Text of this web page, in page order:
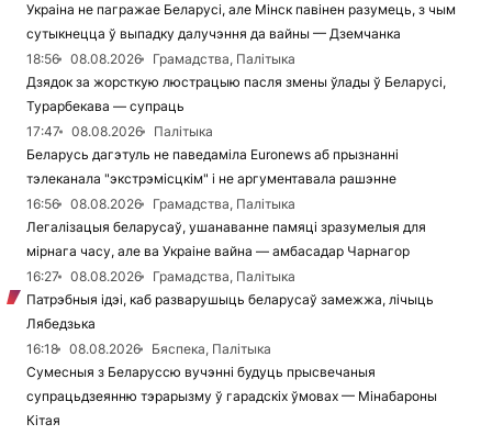
Украіна не пагражае Беларусі, але Мінск павінен разумець, з чым
сутыкнецца ў выпадку далучэння да вайны — Дземчанка
18:56
08.08.2026
Грамадства, Палітыка
Дзядок за жорсткую люстрацыю пасля змены ўлады ў Беларусі,
Турарбекава — супраць
17:47
08.08.2026
Палітыка
Беларусь дагэтуль не паведаміла Euronews аб прызнанні
тэлеканала "экстрэмісцкім" і не аргументавала рашэнне
16:56
08.08.2026
Грамадства, Палітыка
Легалізацыя беларусаў, ушанаванне памяці зразумелыя для
мірнага часу, але ва Украіне вайна — амбасадар Чарнагор
16:27
08.08.2026
Грамадства, Палітыка
Патрэбныя ідэі, каб разварушыць беларусаў замежжа, лічыць
Лябедзька
16:18
08.08.2026
Бяспека, Палітыка
Сумесныя з Беларуссю вучэнні будуць прысвечаныя
супрацьдзеянню тэрарызму ў гарадскіх ўмовах — Мінабароны
Кітая